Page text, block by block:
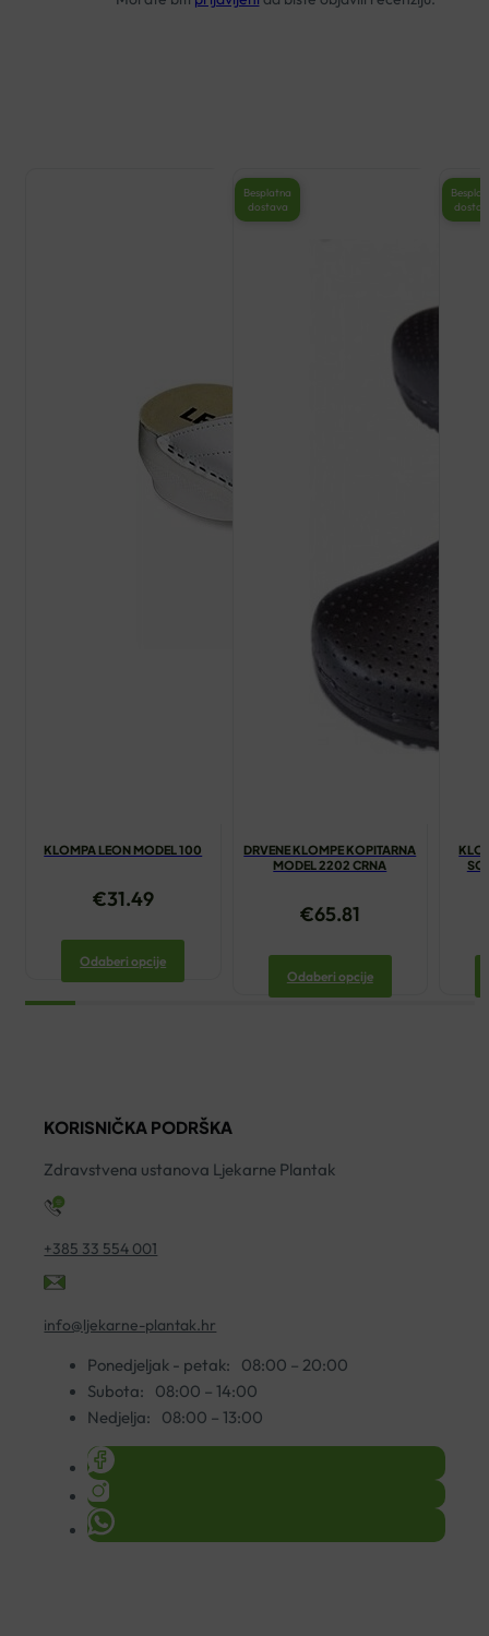
KLOMPA LEON MODEL 100
€31.49
Odaberi opcije
DRVENE KLOMPE KOPITARNA
MODEL 2202 CRNA
Besplatna
dostava
€65.81
Odaberi opcije
KORISNIČKA PODRŠKA
Zdravstvena ustanova Ljekarne Plantak
+385 33 554 001
info@ljekarne-plantak.hr
Ponedjeljak - petak:
08:00 – 20:00
Subota:
08:00 – 14:00
Nedjelja:
08:00 – 13:00